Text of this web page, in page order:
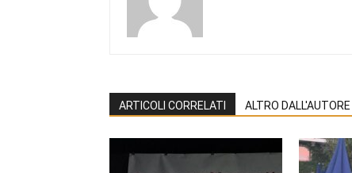
ARTICOLI CORRELATI ALTRO DALL'AUTORE